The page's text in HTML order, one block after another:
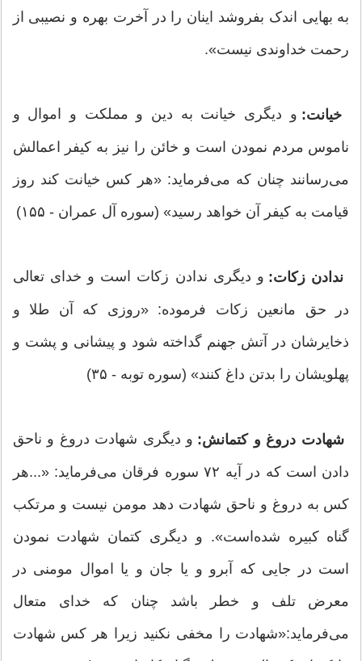
به بهایی اندک بفروشد اینان را در آخرت بهره و نصیبی از
رحمت خداوندی نیست».
خیانت: و دیگری خیانت به دین و مملکت و اموال و
ناموس مردم نمودن است و خائن را نیز به کیفر اعمالش
می‌رسانند چنان که می‌فرماید: «هر کس خیانت کند روز
قیامت به کیفر آن خواهد رسید» (سوره آل عمران - ۱۵۵)
ندادن زکات: و دیگری ندادن زکات است و خدای تعالی
در حق مانعین زکات فرموده: «روزی که آن طلا و
ذخایرشان در آتش جهنم گداخته شود و پیشانی و پشت و
پهلویشان را بدتن داغ کنند» (سوره توبه - ۳۵)
شهادت دروغ و کتمانش: و دیگری شهادت دروغ و ناحق
دادن است که در آیه ۷۲ سوره فرقان می‌فرماید: «...هر
کس به دروغ و ناحق شهادت دهد مومن نیست و مرتکب
گناه کبیره شده‌است». و دیگری کتمان شهادت نمودن
است در جایی که آبرو و یا جان و یا اموال مومنی در
معرض تلف و خطر باشد چنان که خدای متعال
می‌فرماید:«شهادت را مخفی نکنید زیرا هر کس شهادت